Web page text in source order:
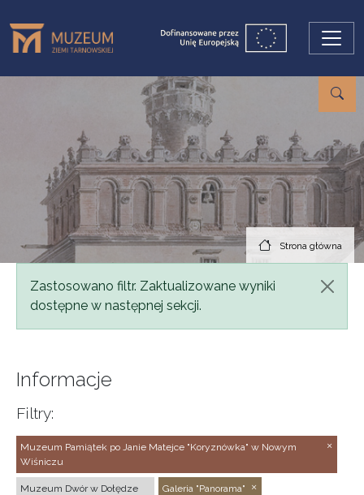
Strona główna
Komunikat
Zastosowano filtr. Zaktualizowane wyniki
dostępne w następnej sekcji.
Informacje
Filtry:
Muzeum Pamiątek po Janie Matejce "Koryznówka" w Nowym
Wiśniczu
Muzeum Dwór w Dołędze Galeria "Panorama"